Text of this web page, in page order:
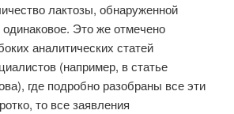
лактозы, обнаруженной
Это же отмечено
аналитических статей
(например, в статье
где подробно разобраны все эти
то все заявления